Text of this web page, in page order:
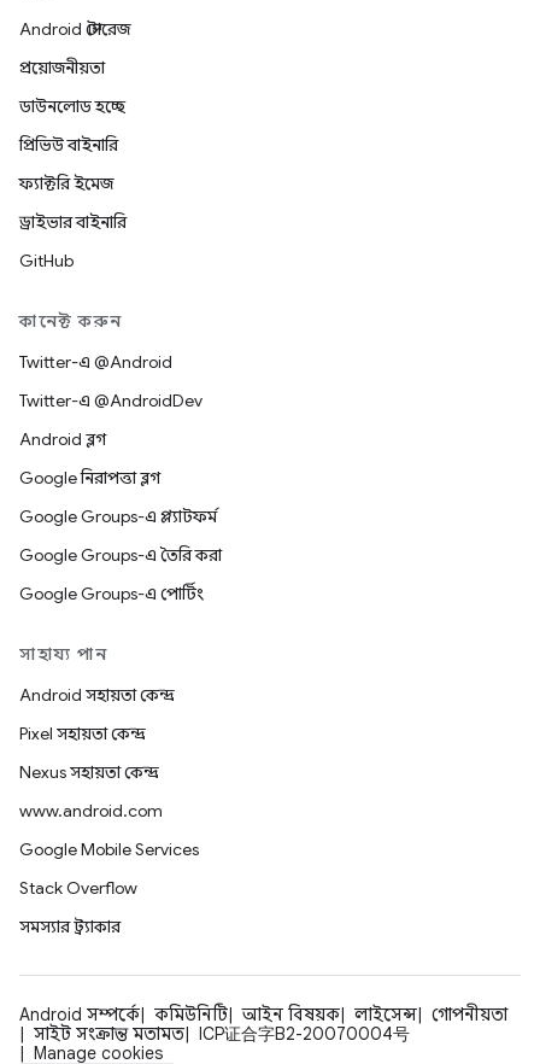
Android স্টোরেজ
প্রয়োজনীয়তা
ডাউনলোড হচ্ছে
প্রিভিউ বাইনারি
ফ্যাক্টরি ইমেজ
ড্রাইভার বাইনারি
GitHub
কানেক্ট করুন
Twitter-এ @Android
Twitter-এ @AndroidDev
Android ব্লগ
Google নিরাপত্তা ব্লগ
Google Groups-এ প্ল্যাটফর্ম
Google Groups-এ তৈরি করা
Google Groups-এ পোর্টিং
সাহায্য পান
Android সহায়তা কেন্দ্র
Pixel সহায়তা কেন্দ্র
Nexus সহায়তা কেন্দ্র
www.android.com
Google Mobile Services
Stack Overflow
সমস্যার ট্র্যাকার
Android সম্পর্কে কমিউনিটি আইন বিষয়ক লাইসেন্স
গোপনীয়তা
সাইট সংক্রান্ত মতামত
ICP证合字B2-20070004号
Manage cookies